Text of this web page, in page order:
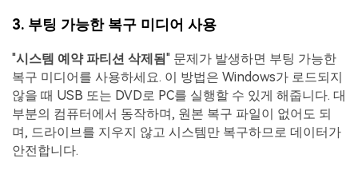
3. 부팅 가능한 복구 미디어 사용
"시스템 예약 파티션 삭제됨" 문제가 발생하면 부팅 가능한
복구 미디어를 사용하세요. 이 방법은 Windows가 로드되지
않을 때 USB 또는 DVD로 PC를 실행할 수 있게 해줍니다. 대
부분의 컴퓨터에서 동작하며, 원본 복구 파일이 없어도 되
며, 드라이브를 지우지 않고 시스템만 복구하므로 데이터가
안전합니다.